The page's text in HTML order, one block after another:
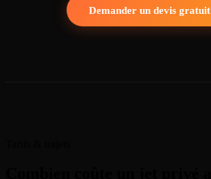
Demander un devis gratuit